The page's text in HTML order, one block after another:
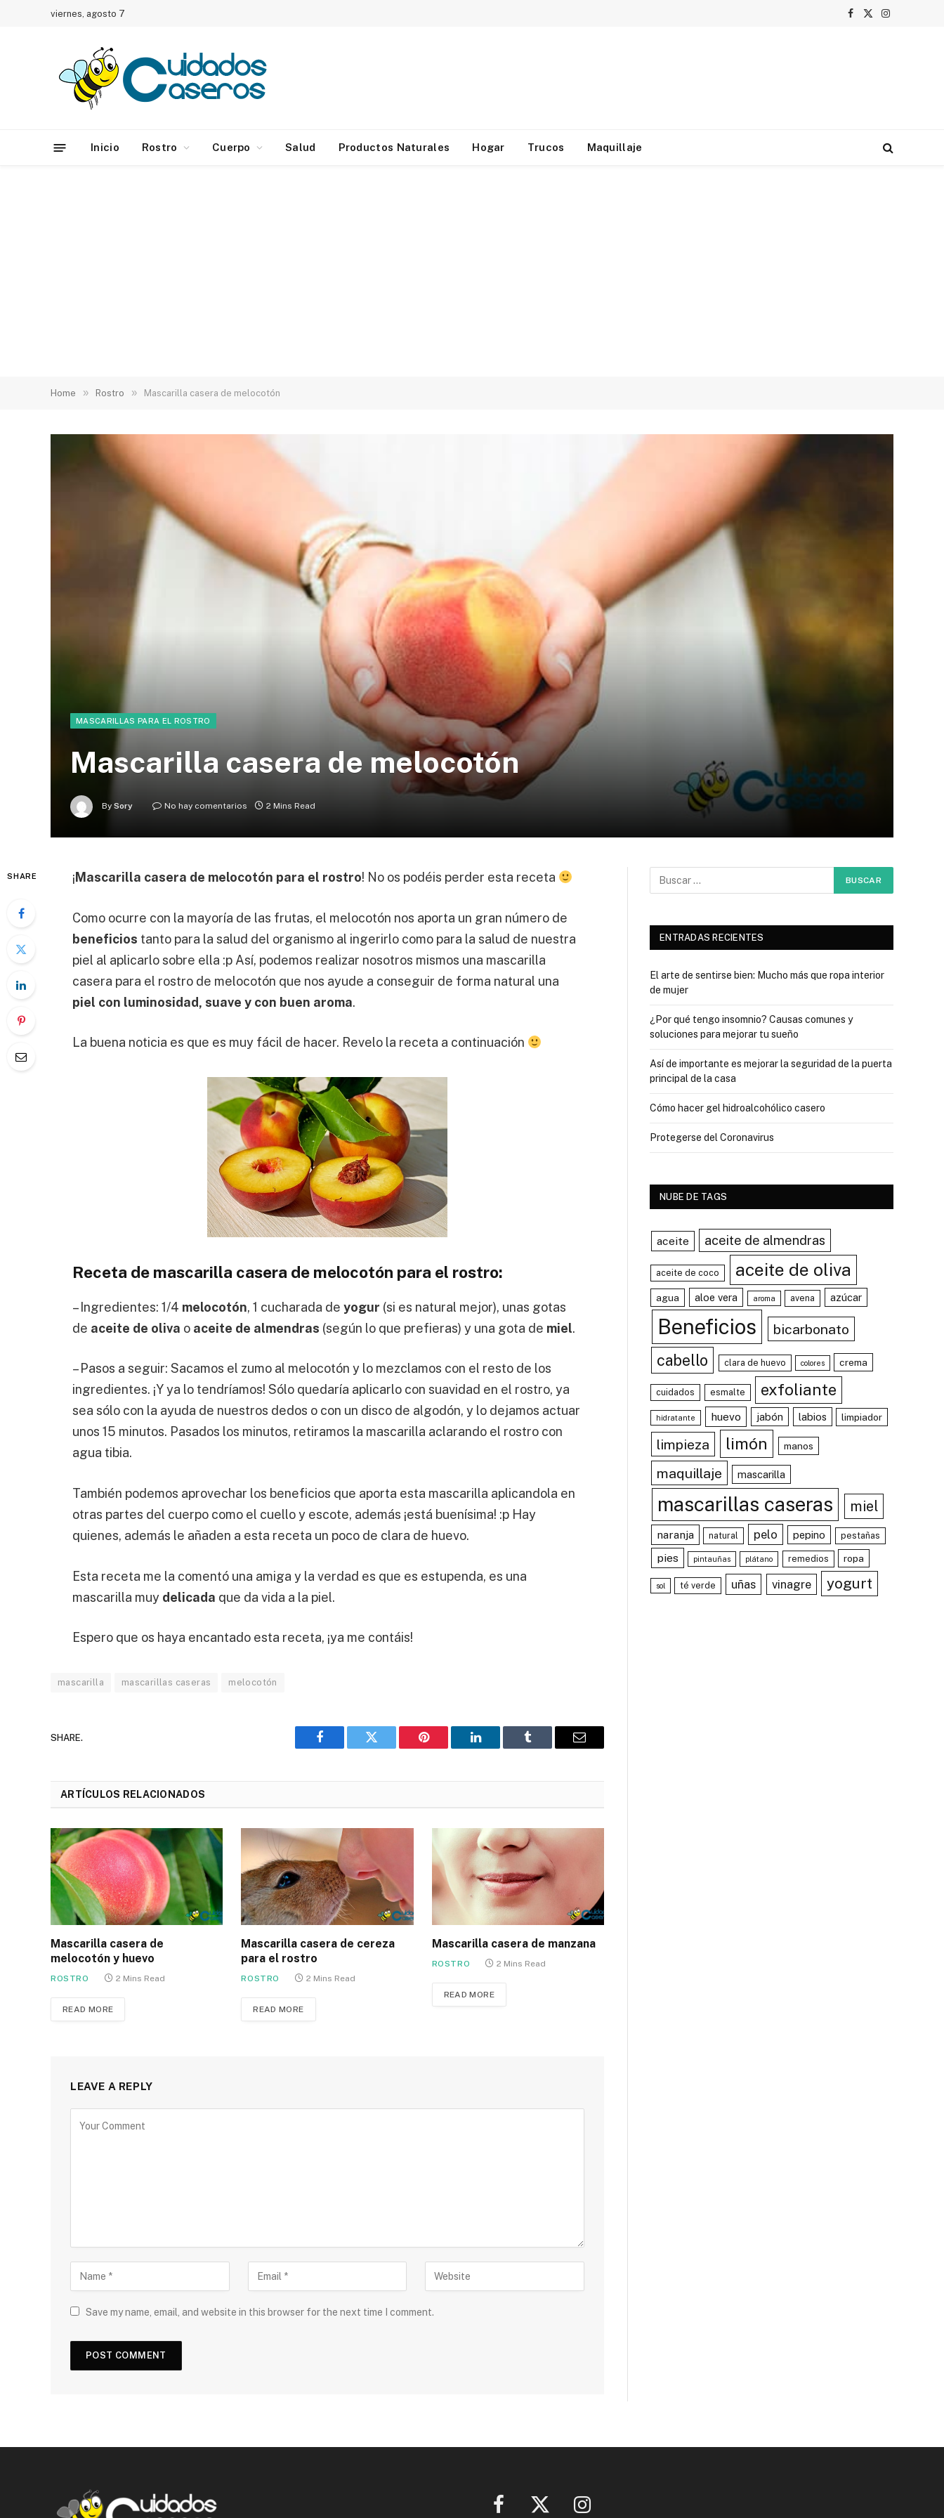
viernes, agosto 7
Facebook
X
Instagram
Inicio Rostro Cuerpo Salud Productos Naturales Hogar Trucos Maquillaje
Home » Rostro » Mascarilla casera de melocotón
MASCARILLAS PARA EL ROSTRO
Mascarilla casera de melocotón
By Sory No hay comentarios 2 Mins Read
SHARE ¡Mascarilla casera de melocotón para el rostro! No os podéis perder esta receta
Como ocurre con la mayoría de las frutas, el melocotón nos aporta un gran número de
beneficios tanto para la salud del organismo al ingerirlo como para la salud de nuestra
piel al aplicarlo sobre ella :p Así, podemos realizar nosotros mismos una mascarilla
casera para el rostro de melocotón que nos ayude a conseguir de forma natural una
piel con luminosidad, suave y con buen aroma.
La buena noticia es que es muy fácil de hacer. Revelo la receta a continuación
Receta de mascarilla casera de melocotón para el rostro:
– Ingredientes: 1/4 melocotón, 1 cucharada de yogur (si es natural mejor), unas gotas
de aceite de oliva o aceite de almendras (según lo que prefieras) y una gota de miel.
– Pasos a seguir: Sacamos el zumo al melocotón y lo mezclamos con el resto de los
ingredientes. ¡Y ya lo tendríamos! Sólo quedaría aplicarlo con suavidad en el rostro, ya
sea sólo con la ayuda de nuestros dedos o con un disco de algodón, y lo dejamos actuar
unos 15 minutos. Pasados los minutos, retiramos la mascarilla aclarando el rostro con
agua tibia.
También podemos aprovechar los beneficios que aporta esta mascarilla aplicandola en
otras partes del cuerpo como el cuello y escote, además ¡está buenísima! :p Hay
quienes, además le añaden a esta receta un poco de clara de huevo.
Esta receta me la comentó una amiga y la verdad es que es estupenda, es una
mascarilla muy delicada que da vida a la piel.
Espero que os haya encantado esta receta, ¡ya me contáis!
mascarilla mascarillas caseras melocotón
SHARE.
Facebook Twitter Pinterest LinkedIn Tumblr Email
ARTÍCULOS RELACIONADOS
Mascarilla casera de
melocotón y huevo
ROSTRO 2 Mins Read
READ MORE
Mascarilla casera de cereza
para el rostro
ROSTRO 2 Mins Read
READ MORE
Mascarilla casera de manzana
ROSTRO 2 Mins Read
READ MORE
LEAVE A REPLY
Save my name, email, and website in this browser for the next time I comment.
ENTRADAS RECIENTES
El arte de sentirse bien: Mucho más que ropa interior
de mujer
¿Por qué tengo insomnio? Causas comunes y
soluciones para mejorar tu sueño
Así de importante es mejorar la seguridad de la puerta
principal de la casa
Cómo hacer gel hidroalcohólico casero
Protegerse del Coronavirus
NUBE DE TAGS
aceite aceite de almendras
aceite de coco aceite de oliva
agua aloe vera aroma avena azúcar
Beneficios bicarbonato
cabello clara de huevo colores crema
cuidados esmalte exfoliante
hidratante huevo jabón labios limpiador
limpieza limón manos
maquillaje mascarilla
mascarillas caseras miel
naranja natural pelo pepino pestañas
pies pintauñas plátano remedios ropa
sol té verde uñas vinagre yogurt
FacebookX Instagram